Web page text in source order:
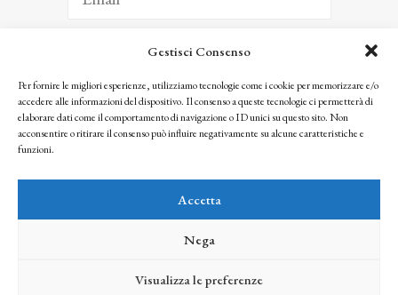
Gestisci Consenso
Per fornire le migliori esperienze, utilizziamo tecnologie come i cookie per memorizzare e/o
accedere alle informazioni del dispositivo. Il consenso a queste tecnologie ci permetterà di
elaborare dati come il comportamento di navigazione o ID unici su questo sito. Non
acconsentire o ritirare il consenso può influire negativamente su alcune caratteristiche e
funzioni.
Accetta
Nega
Visualizza le preferenze
ISCRIVITI
Facendo clic per iscriverti, riconosci che le tue informazioni saranno trattate
seguendo la nostra Privacy Policy
© 2025 Istituto Matteucci. All right reserved
l’autorizzazione scritta dei proprietari dei diritti e dell’Istituto Matteucci
credits